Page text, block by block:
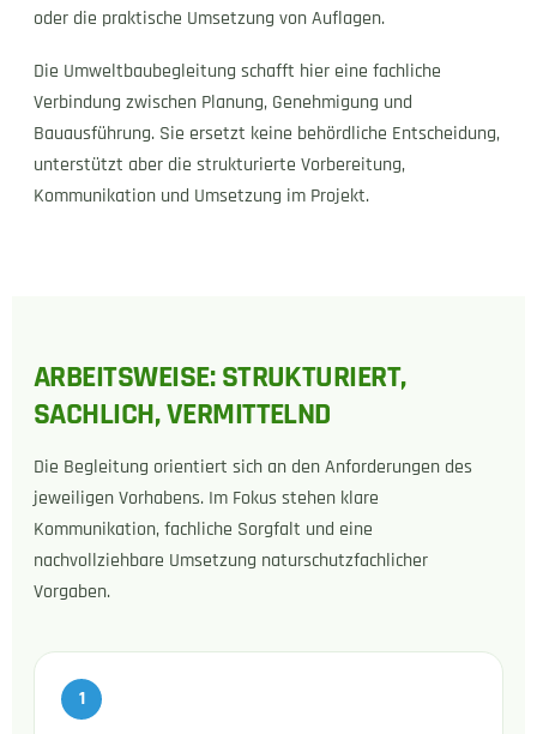
oder die praktische Umsetzung von Auflagen.
Die Umweltbaubegleitung schafft hier eine fachliche
Verbindung zwischen Planung, Genehmigung und
Bauausführung. Sie ersetzt keine behördliche Entscheidung,
unterstützt aber die strukturierte Vorbereitung,
Kommunikation und Umsetzung im Projekt.
ARBEITSWEISE: STRUKTURIERT,
SACHLICH, VERMITTELND
Die Begleitung orientiert sich an den Anforderungen des
jeweiligen Vorhabens. Im Fokus stehen klare
Kommunikation, fachliche Sorgfalt und eine
nachvollziehbare Umsetzung naturschutzfachlicher
Vorgaben.